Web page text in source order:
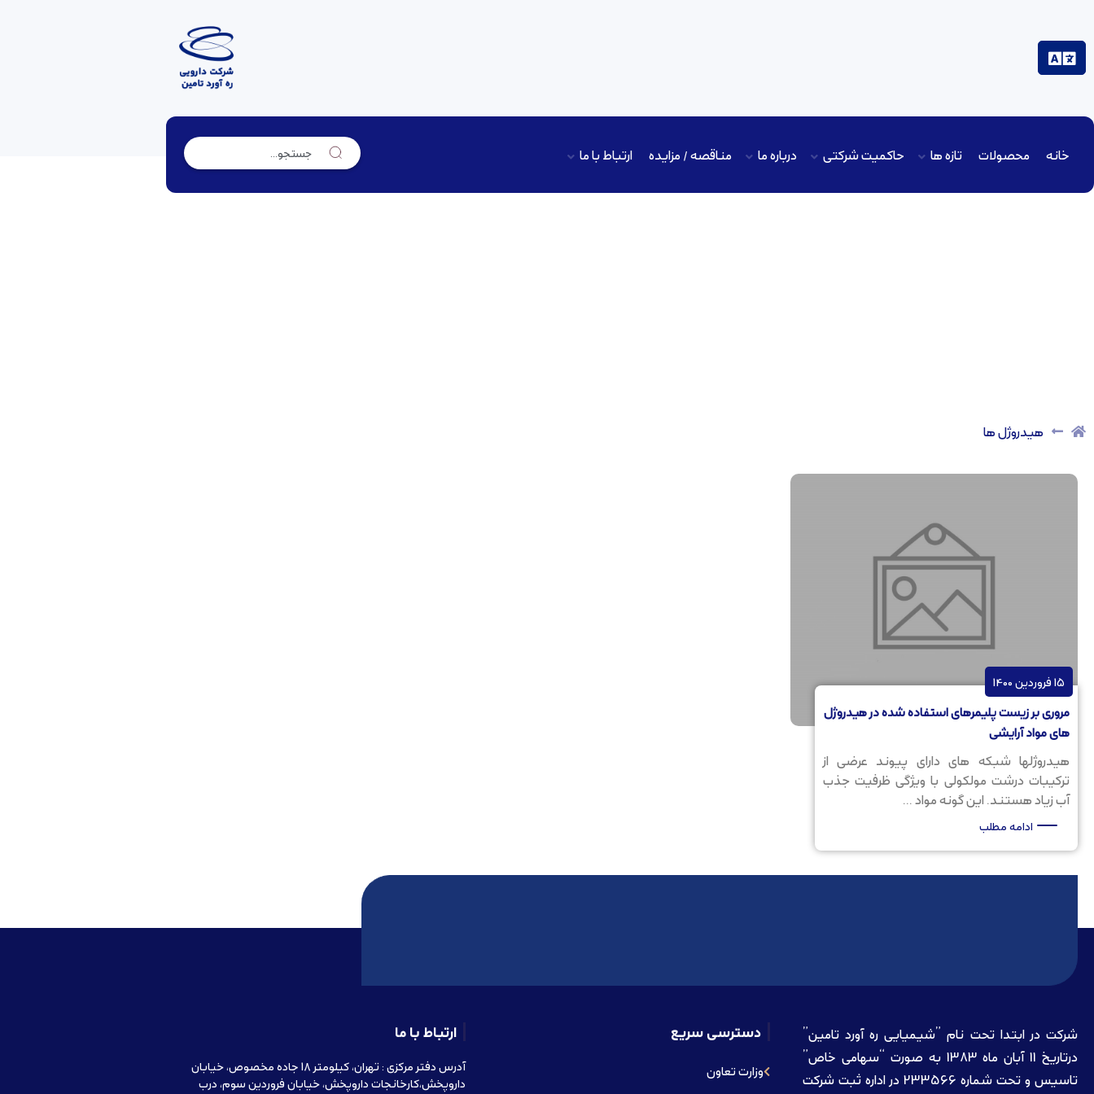
خانه محصولات تازه ها حاکمیت شرکتی درباره ما مناقصه / مزایده ارتباط با ما
هیدروژل ها
15 فروردین 1400
مروری بر زیست پلیمرهای استفاده شده در هیدروژل
های مواد آرایشی
هیدروژلها شبکه های دارای پیوند عرضی از
ترکیبات درشت مولکولی با ویژگی ظرفیت جذب
آب زیاد هستند. این گونه مواد ...
ادامه مطلب
شرکت در ابتدا تحت نام ”شیمیایی ره آورد تامين”
درتاريخ 11 آبان ماه 1383 به صورت “سهامی خاص”
تاسيس و تحت شماره 233566 در اداره ثبت شرکت
دسترسی سریع
وزارت تعاون
ارتباط با ما
آدرس دفتر مرکزی : تهران، کیلومتر 18 جاده مخصوص، خیابان
داروپخش،کارخانجات داروپخش، خیابان فروردین سوم، درب